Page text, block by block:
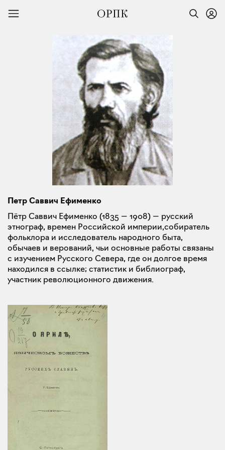
Петр Саввич Ефименко
Пётр Саввич Ефименко (1835 — 1908) — русский
этнограф, времен Российской империи,собиратель
фольклора и исследователь народного быта,
обычаев и верований, чьи основные работы связаны
с изучением Русского Севера, где он долгое время
находился в ссылке; статистик и библиограф,
участник революционного движения.